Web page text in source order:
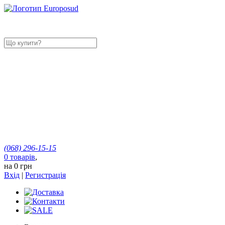
(068) 296-15-15
0 товарів,
на 0 грн
Вхід | Регистрація